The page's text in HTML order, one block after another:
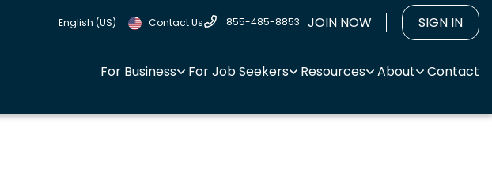
English (US) Contact Us 855-485-8853 JOIN NOW SIGN IN
For Business For Job Seekers Resources About Contact